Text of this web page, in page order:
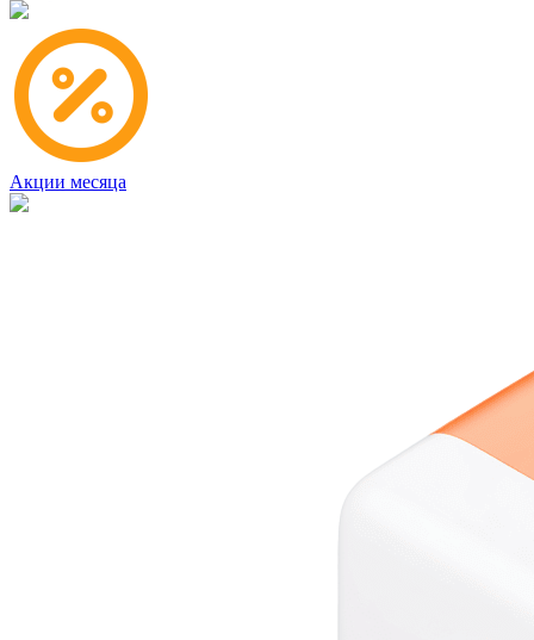
Акции месяца